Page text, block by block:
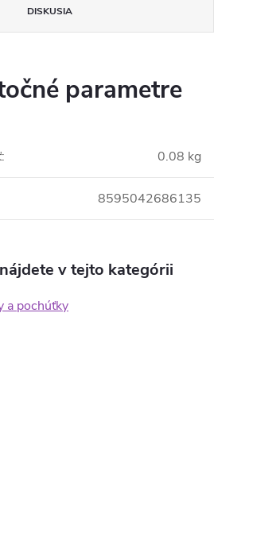
DISKUSIA
parametre
: 0.08 kg
8595042686135
v tejto kategórii
a pochúťky